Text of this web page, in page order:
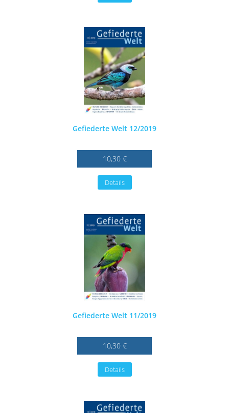
Gefiederte Welt 12/2019
10,30 €
Details
Gefiederte Welt 11/2019
10,30 €
Details